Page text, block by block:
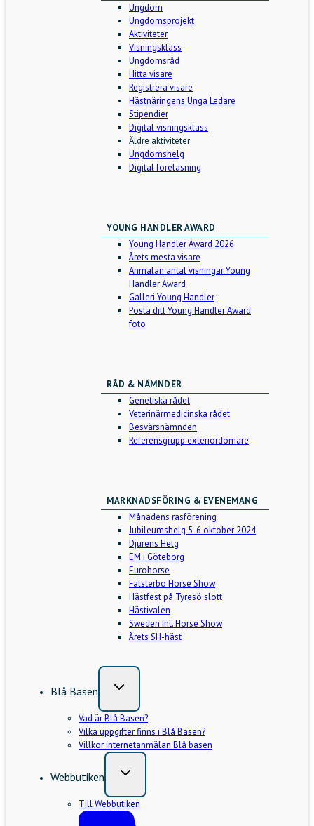
Ungdom
Ungdomsprojekt
Aktiviteter
Visningsklass
Ungdomsråd
Hitta visare
Registrera visare
Hästnäringens Unga Ledare
Stipendier
Digital visningsklass
Äldre aktiviteter
Ungdomshelg
Digital föreläsning
YOUNG HANDLER AWARD
Young Handler Award 2026
Årets mesta visare
Anmälan antal visningar Young
Handler Award
Galleri Young Handler
Posta ditt Young Handler Award
foto
RÅD & NÄMNDER
Genetiska rådet
Veterinärmedicinska rådet
Besvärsnämnden
Referensgrupp exteriördomare
MARKNADSFÖRING & EVENEMANG
Månadens rasförening
Jubileumshelg 5-6 oktober 2024
Djurens Helg
EM i Göteborg
Eurohorse
Falsterbo Horse Show
Hästfest på Tyresö slott
Hästivalen
Sweden Int. Horse Show
Årets SH-häst
Blå Basen
Vad är Blå Basen?
Vilka uppgifter finns i Blå Basen?
Villkor internetanmälan Blå basen
Webbutiken
Till Webbutiken